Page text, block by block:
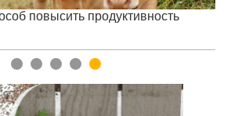
повысить продуктивность
1 2 3 4 5